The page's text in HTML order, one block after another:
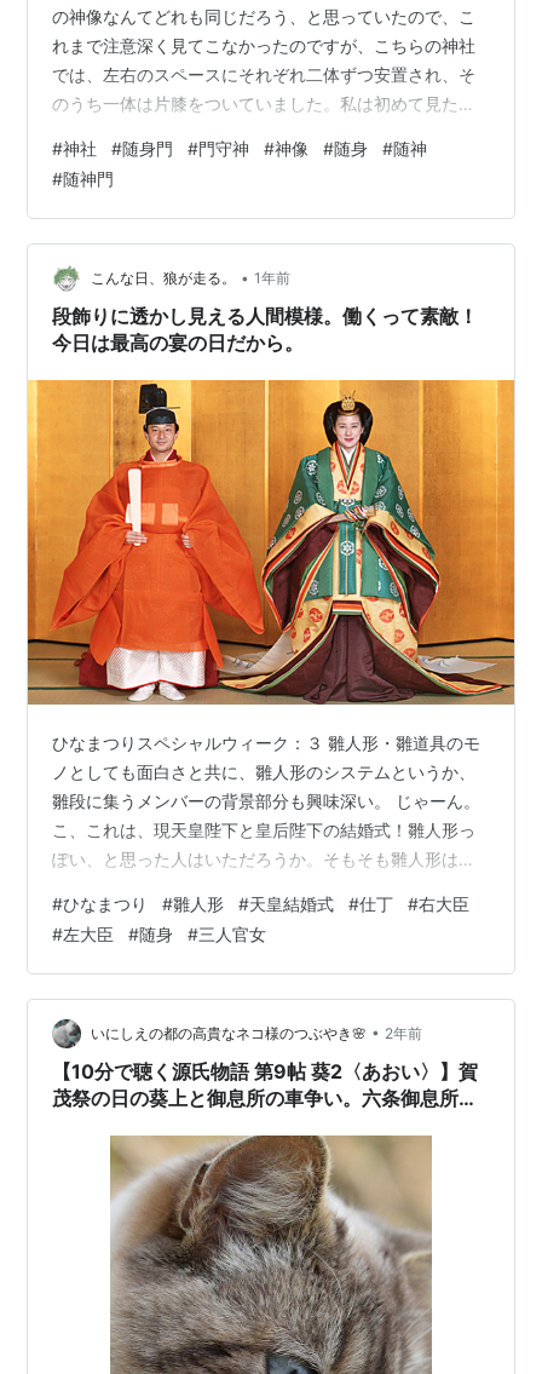
の神像なんてどれも同じだろう、と思っていたので、こ
れまで注意深く見てこなかったのですが、こちらの神社
では、左右のスペースにそれぞれ二体ずつ安置され、そ
のうち一体は片膝をついていました。私は初めて見たの
例をご存知の方がいらっしゃったら、ぜひ教えていただ
きたいです。 ランキング参加中知識 ランキング参加中写
真・カメラ ランキング参加中歴史
#神社 #随身門 #門守神 #神像 #随身 #随神
#随神門
こんな日、狼が走る。 • 1年前
段飾りに透かし見える人間模様。働くって素敵！
今日は最高の宴の日だから。
ひなまつりスペシャルウィーク：３ 雛人形・雛道具のモ
ノとしても面白さと共に、雛人形のシステムというか、
雛段に集うメンバーの背景部分も興味深い。 じゃーん。
こ、これは、現天皇陛下と皇后陛下の結婚式！雛人形っ
ぽい、と思った人はいただろうか。そもそも雛人形は天
こちらなのだった。 雛飾りは地域によって違うことがよ
くあり、関東では男雛を向かって左、女雛を右に並べ
る。関西では逆になる。元々日本では向かって右側の方
が上位者の位置だったので関西の並びだったのが、明治
頃の西洋化の流れで天皇が左側に立つようになり、それ
に倣って関東では左側に男雛が置かれるようにな…
#ひなまつり #雛人形 #天皇結婚式 #仕丁 #右大臣
#左大臣 #随身 #三人官女
いにしえの都の高貴なネコ様のつぶやき🌸 • 2年前
【10分で聴く源氏物語 第9帖 葵2〈あおい〉】賀
茂祭の日の葵上と御息所の車争い。六条御息所は
く女に向かうのが哀しいことよ‥by 😿